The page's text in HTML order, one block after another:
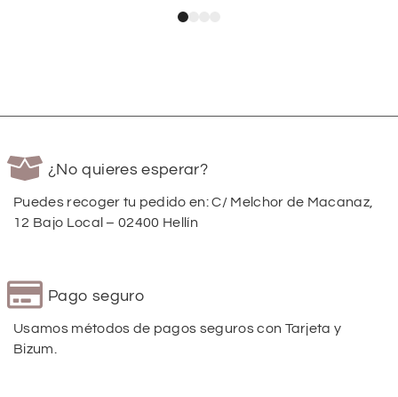
¿No quieres esperar?
Puedes recoger tu pedido en: C/ Melchor de Macanaz,
12 Bajo Local – 02400 Hellín
Pago seguro
Usamos métodos de pagos seguros con Tarjeta y
Bizum.